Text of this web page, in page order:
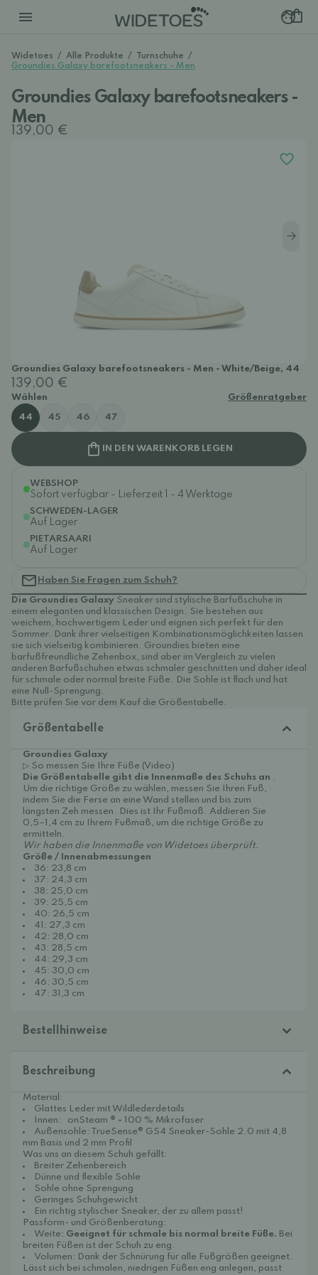
Widetoes / Alle Produkte / Turnschuhe /
Groundies Galaxy barefootsneakers - Men
Groundies Galaxy barefootsneakers -
Men
139,00 €
Groundies Galaxy barefootsneakers - Men - White/Beige, 44
139,00 €
Wählen Größenratgeber
44 45 46 47
IN DEN WARENKORB LEGEN
WEBSHOP
Sofort verfügbar - Lieferzeit 1 - 4 Werktage
SCHWEDEN-LAGER
Auf Lager
PIETARSAARI
Auf Lager
Haben Sie Fragen zum Schuh?
Die Groundies Galaxy Sneaker sind stylische Barfußschuhe in
einem eleganten und klassischen Design. Sie bestehen aus
weichem, hochwertigem Leder und eignen sich perfekt für den
Sommer. Dank ihrer vielseitigen Kombinationsmöglichkeiten lassen
sie sich vielseitig kombinieren. Groundies bieten eine
barfußfreundliche Zehenbox, sind aber im Vergleich zu vielen
anderen Barfußschuhen etwas schmaler geschnitten und daher ideal
für schmale oder normal breite Füße. Die Sohle ist flach und hat
eine Null-Sprengung.
Bitte prüfen Sie vor dem Kauf die Größentabelle.
Größentabelle
Groundies Galaxy
▷ So messen Sie Ihre Füße (Video)
Die Größentabelle gibt die Innenmaße des Schuhs an .
Um die richtige Größe zu wählen, messen Sie Ihren Fuß,
indem Sie die Ferse an eine Wand stellen und bis zum
längsten Zeh messen. Dies ist Ihr Fußmaß. Addieren Sie
0,5–1,4 cm zu Ihrem Fußmaß, um die richtige Größe zu
ermitteln.
Wir haben die Innenmaße von Widetoes überprüft.
Größe / Innenabmessungen
36: 23,8 cm
37: 24,3 cm
38: 25,0 cm
39: 25,5 cm
40: 26,5 cm
41: 27,3 cm
42: 28,0 cm
43: 28,5 cm
44: 29,3 cm
45: 30,0 cm
46: 30,5 cm
47: 31,3 cm
Bestellhinweise
Beschreibung
Material:
Glattes Leder mit Wildlederdetails
Innen:
onSteam ® - 100 % Mikrofaser
Außensohle: TrueSense® GS4 Sneaker-Sohle 2.0 mit 4,8
mm Basis und 2 mm Profil
Was uns an diesem Schuh gefällt:
Breiter Zehenbereich
Dünne und flexible Sohle
Sohle ohne Sprengung
Geringes Schuhgewicht
Ein richtig stylischer Sneaker, der zu allem passt!
Passform- und Größenberatung:
Weite: Geeignet für schmale bis normal breite Füße. Bei
breiten Füßen ist der Schuh zu eng.
Volumen: Dank der Schnürung für alle Fußgrößen geeignet.
Lässt sich bei schmalen, niedrigen Füßen eng anlegen, passt